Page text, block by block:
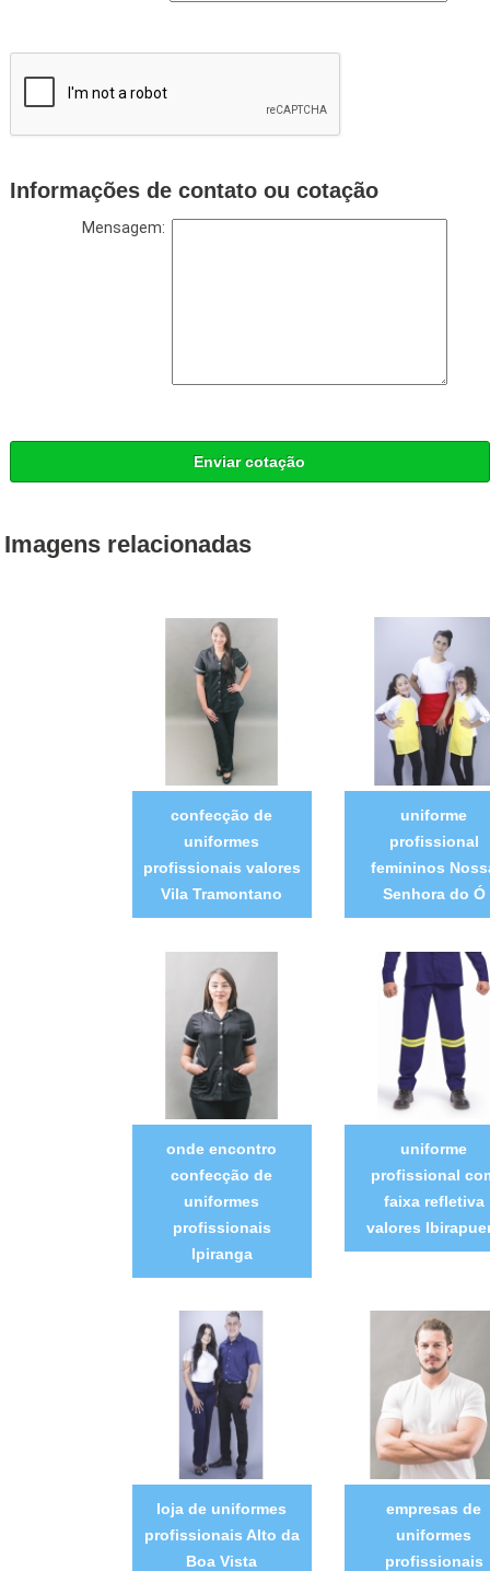
Informações de contato ou cotação
Mensagem:
Enviar cotação
Imagens relacionadas
confecção de
uniformes
profissionais valores
Vila Tramontano
uniforme
profissional
femininos
Senhora do Ó
onde encontro
confecção de
uniformes
profissionais
Ipiranga
uniforme
profissional
faixa refletiva
valores
loja de uniformes
profissionais Alto da
Boa Vista
empresas de
uniformes
profissionais